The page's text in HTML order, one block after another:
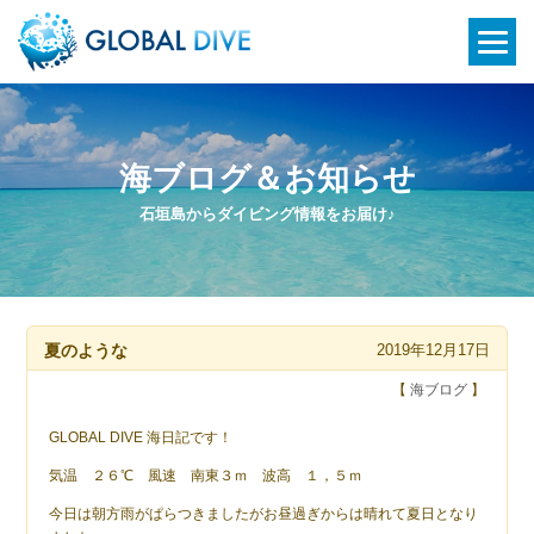
石垣島からダイビング情報をお届け♪
海ブログ＆お知らせ
夏のような 2019年12月17日
【 海ブログ】
GLOBAL DIVE 海日記です！
気温 ２６℃ 風速 南東３ｍ 波高 １，５ｍ
今日は朝方雨がぱらつきましたがお昼過ぎからは晴れて夏日となり